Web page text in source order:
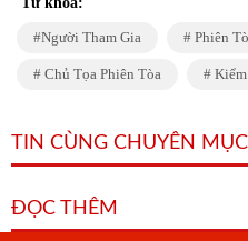
Người Tham Gia Phiên
Chủ Tọa Phiên Tòa
TIN CÙNG CHUYÊN MỤC
ĐỌC THÊM